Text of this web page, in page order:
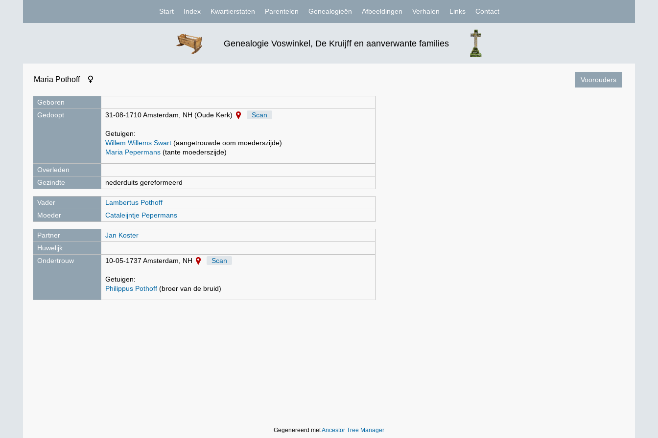
Genealogie Voswinkel, De Kruijff en aanverwante families
Start Index Kwartierstaten Parentelen Genealogieën Afbeeldingen Verhalen Links Contact
Maria Pothoff Voorouders
Geboren
Gedoopt
31-08-1710 Amsterdam, NH (Oude Kerk) Scan
Getuigen:
Willem Willems Swart (aangetrouwde oom moederszijde)
Maria Pepermans (tante moederszijde)
Overleden
Gezindte
nederduits gereformeerd
Vader
Lambertus Pothoff
Moeder
Cataleijntje Pepermans
Partner
Jan Koster
Huwelijk
Ondertrouw
10-05-1737 Amsterdam, NH Scan
Getuigen:
Philippus Pothoff (broer van de bruid)
Gegenereerd metAncestor Tree Manager